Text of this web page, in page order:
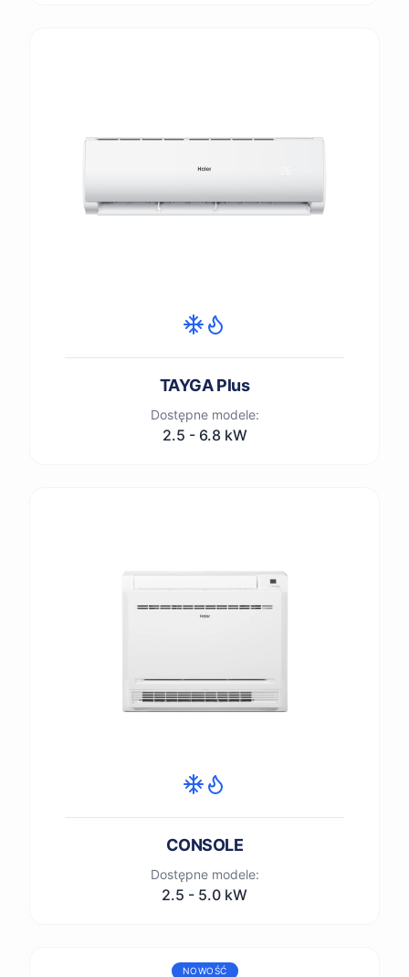
TAYGA Plus
Dostępne modele:
2.5 - 6.8 kW
CONSOLE
Dostępne modele:
2.5 - 5.0 kW
NOWOŚĆ